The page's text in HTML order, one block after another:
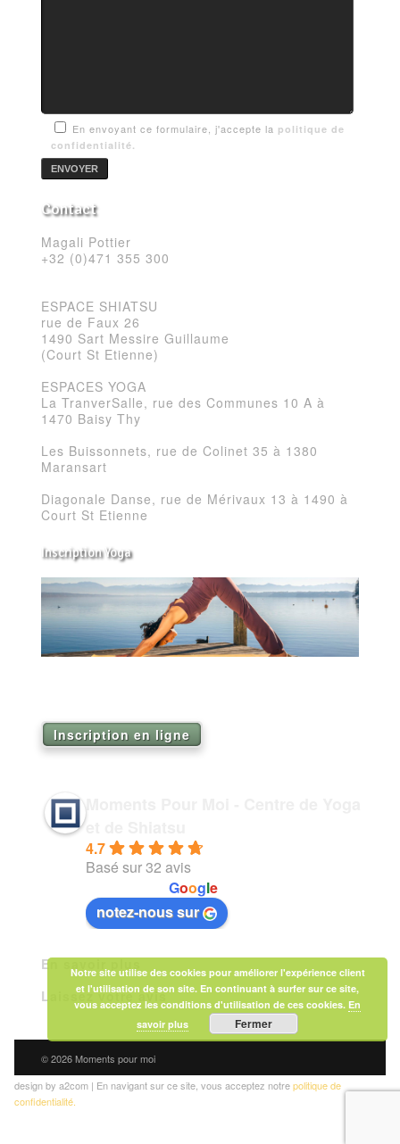
En envoyant ce formulaire, j'accepte la politique de
confidentialité.
Contact
Magali Pottier
+32 (0)471 355 300
ESPACE SHIATSU
rue de Faux 26
1490 Sart Messire Guillaume
(Court St Etienne)
ESPACES YOGA
La TranverSalle, rue des Communes 10 A à
1470 Baisy Thy
Les Buissonnets, rue de Colinet 35 à 1380
Maransart
Diagonale Danse, rue de Mérivaux 13 à 1490 à
Court St Etienne
Inscription Yoga
Inscription en ligne
Moments Pour Moi - Centre de Yoga
et de Shiatsu
4.7
Basé sur 32 avis
Google
notez-nous sur
En savoir plus
Laissez votre avis
© 2026 Moments pour moi
design by a2com | En navigant sur ce site, vous acceptez notrepolitique de
confidentialité.
Notre site utilise des cookies pour améliorer l'expérience client
et l'utilisation de son site. En continuant à surfer sur ce site,
vous acceptez les conditions d'utilisation de ces cookies. En
savoir plus
Fermer